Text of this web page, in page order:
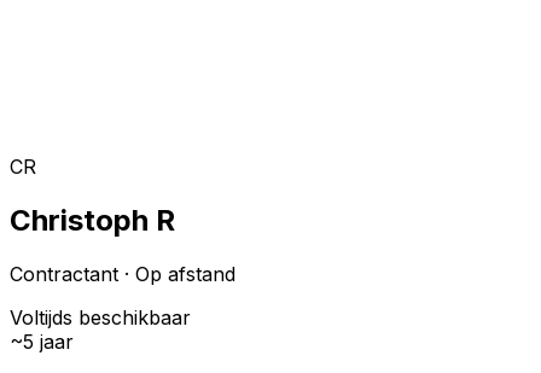
CR
Christoph R
Contractant · Op afstand
Voltijds beschikbaar
~5 jaar